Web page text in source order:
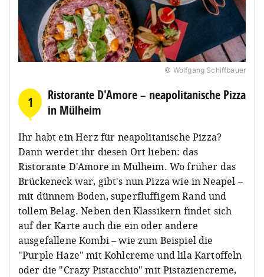
© Wolfgang Schiffbauer
1
Ristorante D'Amore – neapolitanische Pizza
in Mülheim
Ihr habt ein Herz für neapolitanische Pizza?
Dann werdet ihr diesen Ort lieben: das
Ristorante D'Amore in Mülheim. Wo früher das
Brückeneck war, gibt's nun Pizza wie in Neapel –
mit dünnem Boden, superfluffigem Rand und
tollem Belag. Neben den Klassikern findet sich
auf der Karte auch die ein oder andere
ausgefallene Kombi – wie zum Beispiel die
"Purple Haze" mit Kohlcreme und lila Kartoffeln
oder die "Crazy Pistacchio" mit Pistaziencreme,